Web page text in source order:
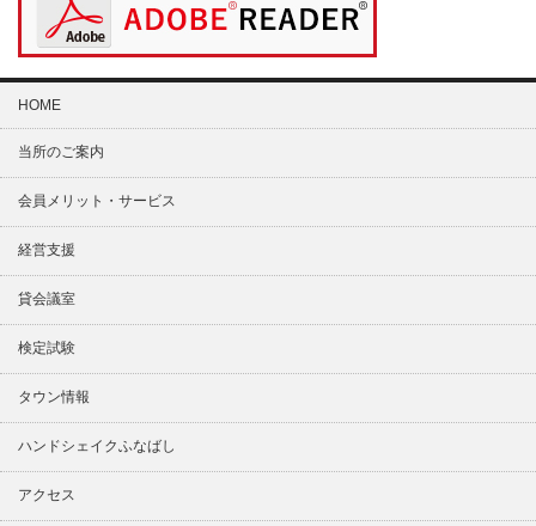
HOME
当所のご案内
会員メリット・サービス
経営支援
貸会議室
検定試験
タウン情報
ハンドシェイクふなばし
アクセス